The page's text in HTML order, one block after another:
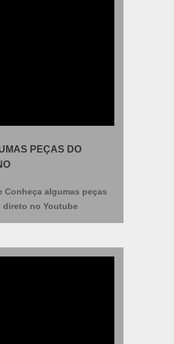
que deve ser adquirida
importantes da chapa
Facilidade de
Entre outros.CHAPA
PISO DE ÔNIBUS DE ALTA
e trincos e ponteiras,
PEÇAS DO
Conheça algumas peças
no Youtube